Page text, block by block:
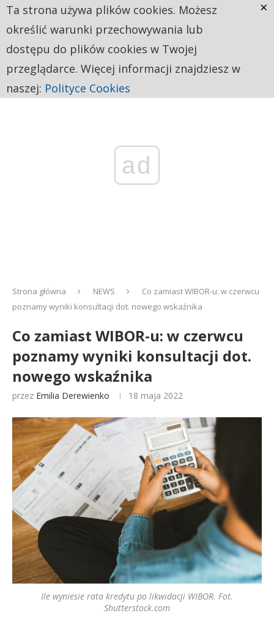
ad
Strona główna NEWS
Co zamiast WIBOR-u: w czerwcu
poznamy wyniki konsultacji dot. nowego wskaźnika
Co zamiast WIBOR-u: w czerwcu
poznamy wyniki konsultacji dot.
nowego wskaźnika
przez Emilia Derewienko 18 maja 2022
Ile wyniesie rata kredytu po likwidacji WIBOR. Fot.
Shutterstock.com
Ta strona używa plików cookies. Możesz
określić warunki przechowywania lub
dostępu do plików cookies w Twojej
przeglądarce. Więcej informacji znajdziesz w
naszej: Polityce Cookies
×